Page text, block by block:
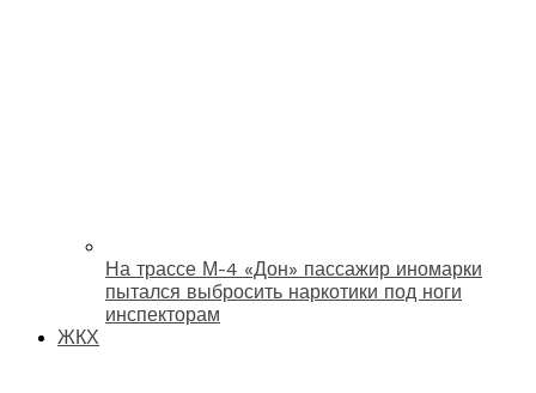
На трассе М-4 «Дон» пассажир иномарки
пытался выбросить наркотики под ноги
инспекторам
ЖКХ